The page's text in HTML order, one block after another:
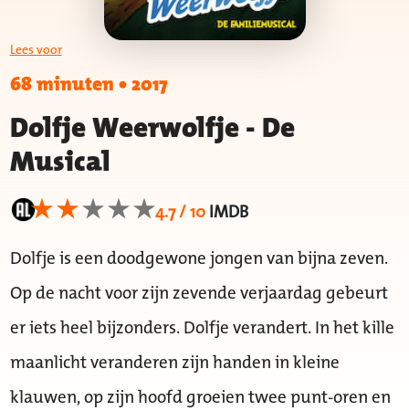
Lees voor
68 minuten•2017
Dolfje Weerwolfje - De
Musical
4.7 / 10IMDB
Dolfje is een doodgewone jongen van bijna zeven.
Op de nacht voor zijn zevende verjaardag gebeurt
er iets heel bijzonders. Dolfje verandert. In het kille
maanlicht veranderen zijn handen in kleine
klauwen, op zijn hoofd groeien twee punt-oren en